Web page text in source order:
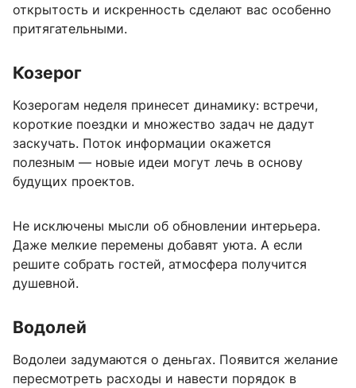
открытость и искренность сделают вас особенно
притягательными.
Козерог
Козерогам неделя принесет динамику: встречи,
короткие поездки и множество задач не дадут
заскучать. Поток информации окажется
полезным — новые идеи могут лечь в основу
будущих проектов.
Не исключены мысли об обновлении интерьера.
Даже мелкие перемены добавят уюта. А если
решите собрать гостей, атмосфера получится
душевной.
Водолей
Водолеи задумаются о деньгах. Появится желание
пересмотреть расходы и навести порядок в